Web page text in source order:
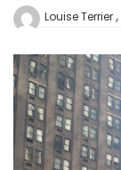
Louise Terrier